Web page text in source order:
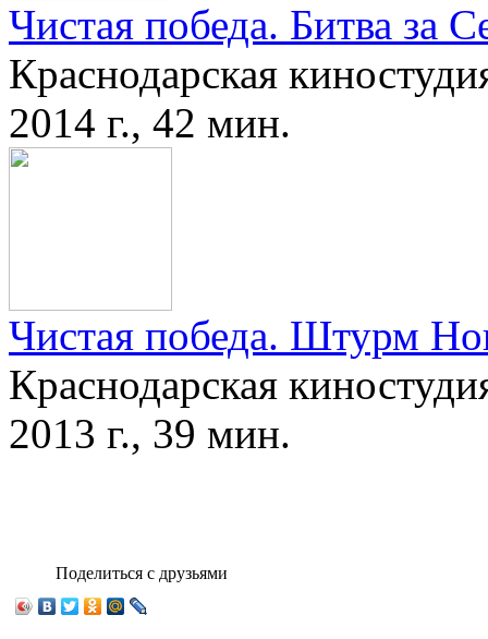
Чистая победа. Битва за
Краснодарская
2014 г., 42 мин.
Чистая победа. Штурм
Краснодарская
2013 г., 39 мин.
Поделиться с друзьями